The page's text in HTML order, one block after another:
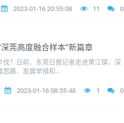
2023-01-16 20:55:08 11 0
莞高度融合样本”新篇章
？日前，东莞日报记者走进黄江镇，深
路、发展举措和...
2023-01-16 08:55:48 1 0